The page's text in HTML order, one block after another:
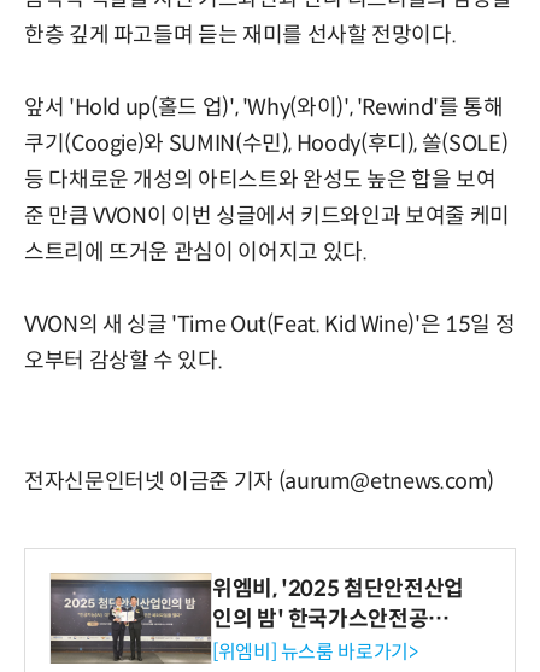
한층 깊게 파고들며 듣는 재미를 선사할 전망이다.
앞서 'Hold up(홀드 업)', 'Why(와이)', 'Rewind'를 통해
쿠기(Coogie)와 SUMIN(수민), Hoody(후디), 쏠(SOLE)
등 다채로운 개성의 아티스트와 완성도 높은 합을 보여
준 만큼 VVON이 이번 싱글에서 키드와인과 보여줄 케미
스트리에 뜨거운 관심이 이어지고 있다.
VVON의 새 싱글 'Time Out(Feat. Kid Wine)'은 15일 정
오부터 감상할 수 있다.
전자신문인터넷 이금준 기자 (aurum@etnews.com)
위엠비, '2025 첨단안전산업
인의 밤' 한국가스안전공사
사장상 수상
[위엠비] 뉴스룸 바로가기>